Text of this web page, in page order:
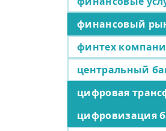
финансовый
финтех
центральный
цифровая
цифровизация